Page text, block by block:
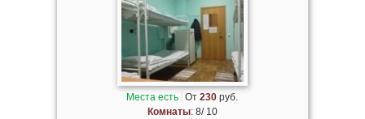
Места есть От230 руб.
Комнаты: 8/ 10